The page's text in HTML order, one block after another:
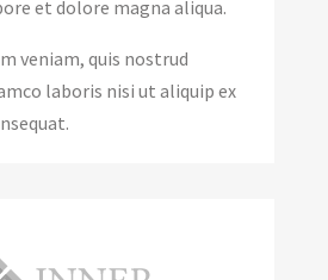
et dolore magna aliqua.
veniam, quis nostrud
laboris nisi ut aliquip ex